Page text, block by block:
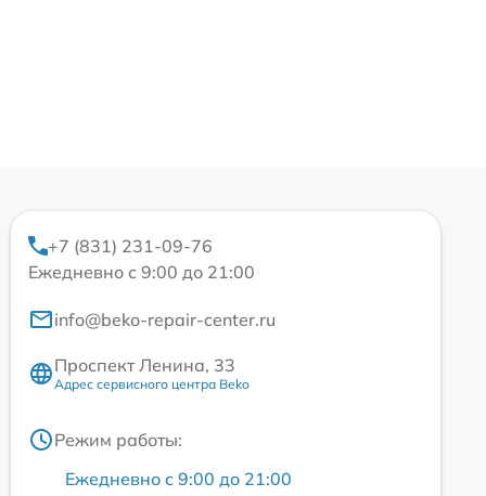
+7 (831) 231-09-76
Ежедневно с 9:00 до 21:00
info@beko-repair-center.ru
Проспект Ленина, 33
Адрес сервисного центра Beko
Режим работы:
Ежедневно с 9:00 до 21:00